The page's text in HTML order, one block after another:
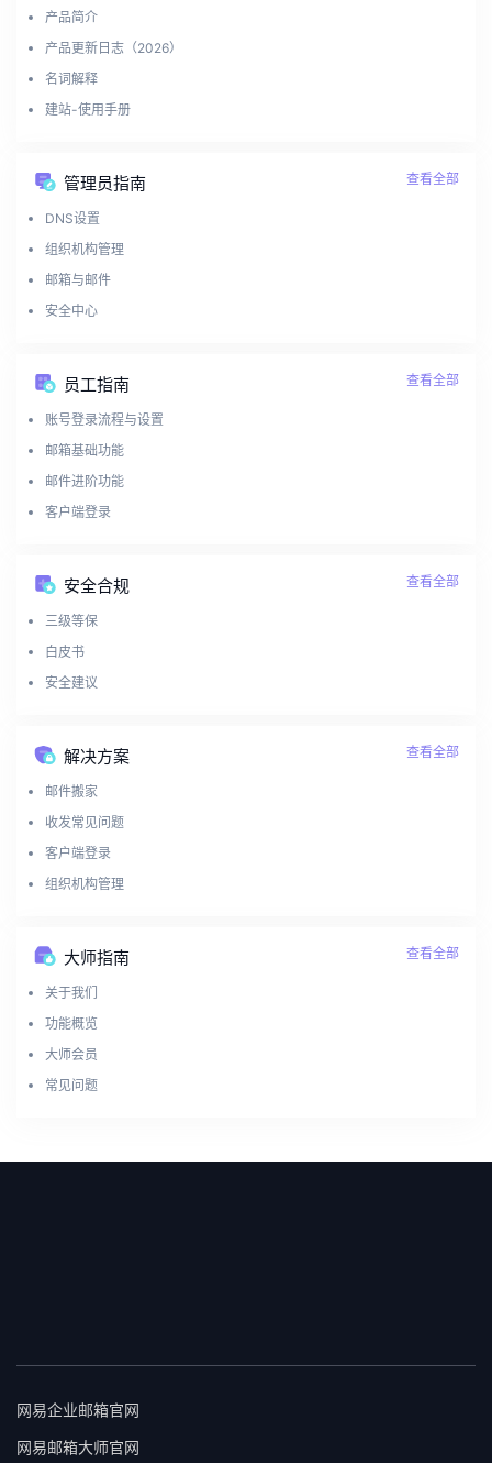
产品简介
产品更新日志（2026）
名词解释
建站-使用手册
管理员指南 查看全部
DNS设置
组织机构管理
邮箱与邮件
安全中心
员工指南 查看全部
账号登录流程与设置
邮箱基础功能
邮件进阶功能
客户端登录
安全合规 查看全部
三级等保
白皮书
安全建议
解决方案 查看全部
邮件搬家
收发常见问题
客户端登录
组织机构管理
大师指南 查看全部
关于我们
功能概览
大师会员
常见问题
网易企业邮箱官网
网易邮箱大师官网